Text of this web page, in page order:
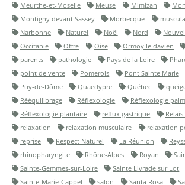
Meurthe-et-Moselle
Meuse Mimizan
Montigny devant Sassey
Morbecque
Narbonne
Naturel Noël Nord
Occitanie
Offre Oise Ormoy le davien
parents
pathologie Pays de la Loire
point de vente
Pomerols Pont Sainte Marie
Puy-de-Dôme
Quaëdypre Québec
Rééquilibrage
Réflexologie
Réflexologie
Réflexologie plantaire
reflux gastrique
relaxation
relaxation musculaire relaxation
reprise
Respect Naturel La Réunion
rhinopharyngite
Rhône-Alpes Royan
Sainte-Gemmes-sur-Loire
Sainte Livrade sur Lot
Sainte-Marie-Cappel
salon Santa Rosa